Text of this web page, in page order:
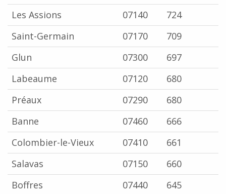
Les Assions
07140
724
Saint-Germain
07170
709
Glun
07300
697
Labeaume
07120
680
Préaux
07290
680
Banne
07460
666
Colombier-le-Vieux
07410
661
Salavas
07150
660
Boffres
07440 645